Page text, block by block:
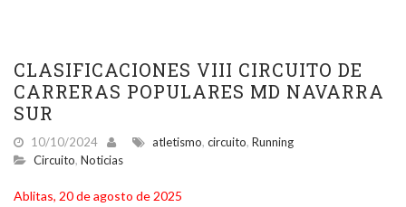
CLASIFICACIONES VIII CIRCUITO DE
CARRERAS POPULARES MD NAVARRA
SUR
10/10/2024 atletismo, circuito, Running
Circuito, Noticias
Ablitas, 20 de agosto de 2025